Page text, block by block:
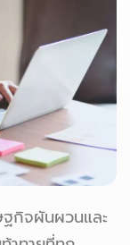
ฐกิจผันผวนและ